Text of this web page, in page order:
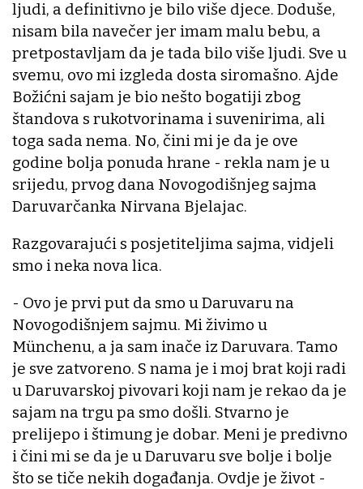
ljudi, a definitivno je bilo više djece. Doduše,
nisam bila navečer jer imam malu bebu, a
pretpostavljam da je tada bilo više ljudi. Sve u
svemu, ovo mi izgleda dosta siromašno. Ajde
Božićni sajam je bio nešto bogatiji zbog
štandova s rukotvorinama i suvenirima, ali
toga sada nema. No, čini mi je da je ove
godine bolja ponuda hrane - rekla nam je u
srijedu, prvog dana Novogodišnjeg sajma
Daruvarčanka Nirvana Bjelajac.
Razgovarajući s posjetiteljima sajma, vidjeli
smo i neka nova lica.
- Ovo je prvi put da smo u Daruvaru na
Novogodišnjem sajmu. Mi živimo u
Münchenu, a ja sam inače iz Daruvara. Tamo
je sve zatvoreno. S nama je i moj brat koji radi
u Daruvarskoj pivovari koji nam je rekao da je
sajam na trgu pa smo došli. Stvarno je
prelijepo i štimung je dobar. Meni je predivno
i čini mi se da je u Daruvaru sve bolje i bolje
što se tiče nekih događanja. Ovdje je život -